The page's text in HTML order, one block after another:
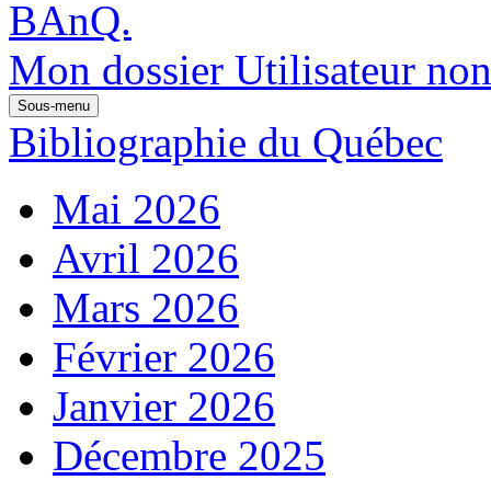
Mon dossier Utilisateur
Sous-menu
Bibliographie du Québec
Mai 2026
Avril 2026
Mars 2026
Février 2026
Janvier 2026
Décembre 2025